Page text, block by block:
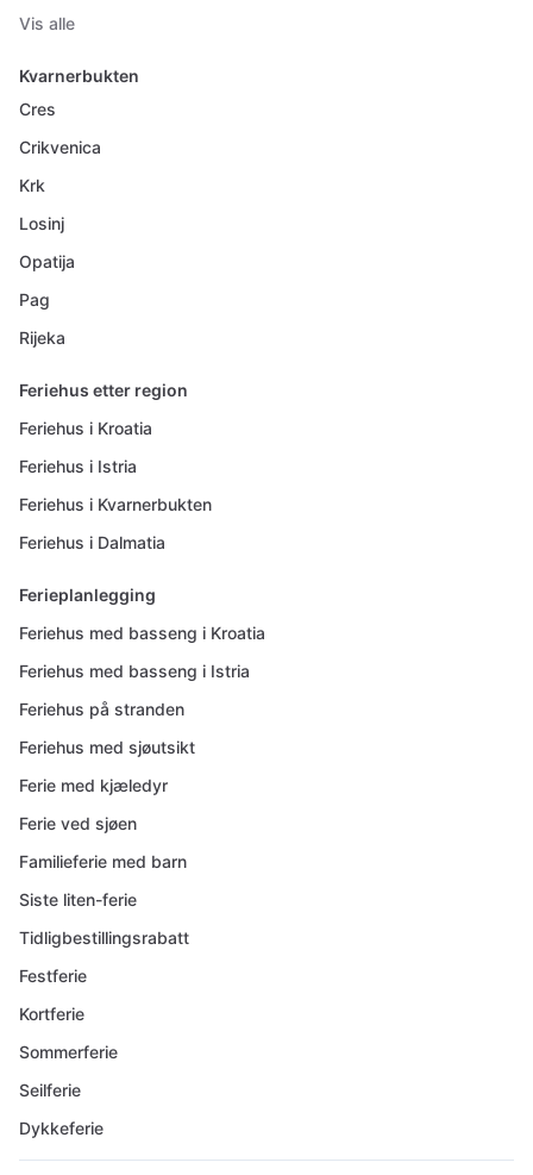
Vis alle
Kvarnerbukten
Cres
Crikvenica
Krk
Losinj
Opatija
Pag
Rijeka
Feriehus etter region
Feriehus i Kroatia
Feriehus i Istria
Feriehus i Kvarnerbukten
Feriehus i Dalmatia
Ferieplanlegging
Feriehus med basseng i Kroatia
Feriehus med basseng i Istria
Feriehus på stranden
Feriehus med sjøutsikt
Ferie med kjæledyr
Ferie ved sjøen
Familieferie med barn
Siste liten-ferie
Tidligbestillingsrabatt
Festferie
Kortferie
Sommerferie
Seilferie
Dykkeferie